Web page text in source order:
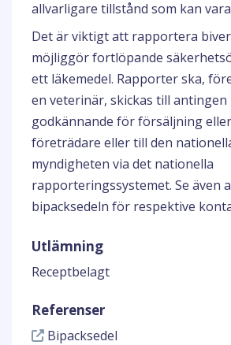
allvarligare tillstånd som kan
Det är viktigt att rapportera
möjliggör fortlöpande
ett läkemedel. Rapporter ska,
en veterinär, skickas till
godkännande för försäljning
företrädare eller till den
myndigheten via det nationella
rapporteringssystemet. Se även
bipacksedeln för respektive
Utlämning
Receptbelagt
Referenser
Bipacksedel